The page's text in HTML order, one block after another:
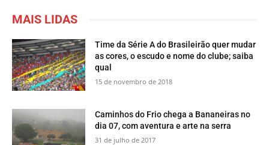
MAIS LIDAS
Time da Série A do Brasileirão quer mudar
as cores, o escudo e nome do clube; saiba
qual
15 de novembro de 2018
​Caminhos do Frio chega a Bananeiras no
dia 07, com aventura e arte na serra
31 de julho de 2017